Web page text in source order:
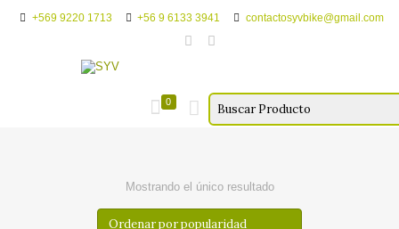
+569 9220 1713 +56 9 6133 3941 contactosyvbike@gmail.com
0
Mostrando el único resultado